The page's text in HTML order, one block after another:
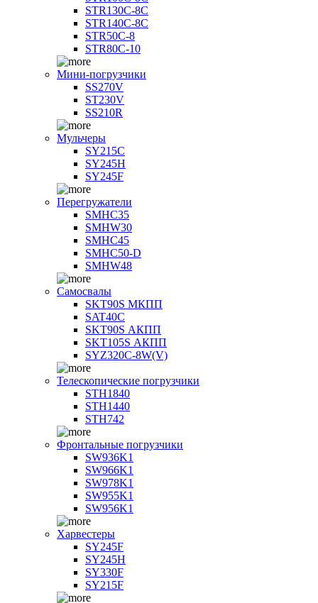
STR130C-8С
STR140C-8С
STR50C-8
STR80C-10
Мини-погрузчики
SS270V
ST230V
SS210R
Мульчеры
SY215C
SY245H
SY245F
Перегружатели
SMHC35
SMHW30
SMHC45
SMHC50-D
SMHW48
Самосвалы
SKT90S МКПП
SAT40C
SKT90S АКПП
SKT105S АКПП
SYZ320C-8W(V)
Телескопические погрузчики
STH1840
STH1440
STH742
Фронтальные погрузчики
SW936K1
SW966K1
SW978K1
SW955K1
SW956K1
Харвестеры
SY245F
SY245H
SY330F
SY215F